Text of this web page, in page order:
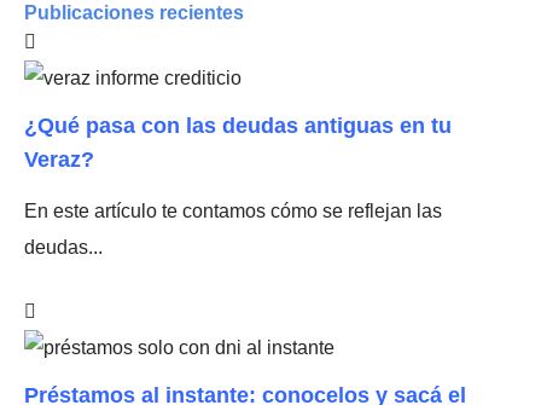
Publicaciones recientes
¿Qué pasa con las deudas antiguas en tu
Veraz?
En este artículo te contamos cómo se reflejan las
deudas...
Préstamos al instante: conocelos y sacá el